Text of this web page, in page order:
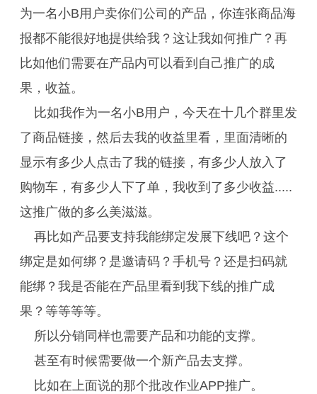
为一名小B用户卖你们公司的产品，你连张商品海
报都不能很好地提供给我？这让我如何推广？再
比如他们需要在产品内可以看到自己推广的成
果，收益。
比如我作为一名小B用户，今天在十几个群里发
了商品链接，然后去我的收益里看，里面清晰的
显示有多少人点击了我的链接，有多少人放入了
购物车，有多少人下了单，我收到了多少收益.....
这推广做的多么美滋滋。
再比如产品要支持我能绑定发展下线吧？这个
绑定是如何绑？是邀请码？手机号？还是扫码就
能绑？我是否能在产品里看到我下线的推广成
果？等等等等。
所以分销同样也需要产品和功能的支撑。
甚至有时候需要做一个新产品去支撑。
比如在上面说的那个批改作业APP推广。